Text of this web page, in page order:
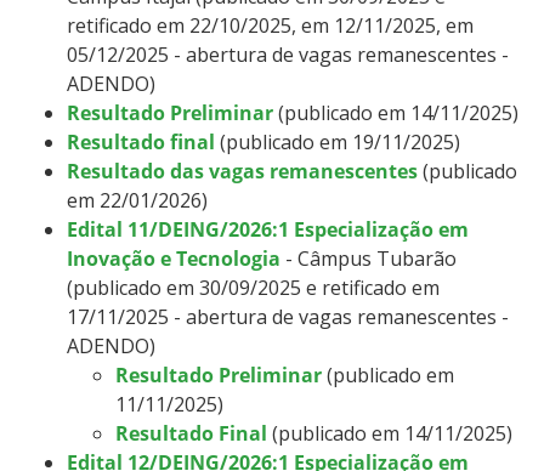
retificado em 22/10/2025, em 12/11/2025, em
05/12/2025 - abertura de vagas remanescentes -
ADENDO)
Resultado Preliminar(publicado em 14/11/2025)
Resultado final (publicado em 19/11/2025)
Resultado das vagas remanescentes(publicado
em 22/01/2026)
Edital 11/DEING/2026:1 Especialização em
Inovação e Tecnologia - Câmpus Tubarão
(publicado em 30/09/2025 e retificado em
17/11/2025 - abertura de vagas remanescentes -
ADENDO)
Resultado Preliminar(publicado em
11/11/2025)
Resultado Final (publicado em 14/11/2025)
Edital 12/DEING/2026:1 Especialização em